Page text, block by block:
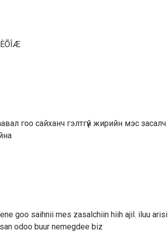
гоо сайханч гэлтгүй жирийн мэс
goo saihnii mes zasalchiin hiih ajil. iluu
odoo buur nemegdee biz